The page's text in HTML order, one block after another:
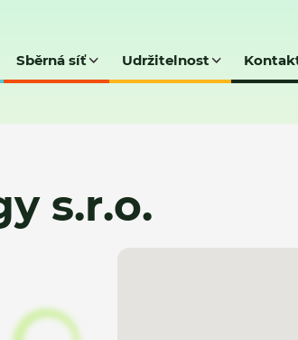
Sběrná síť Udržitelnost
s.r.o.